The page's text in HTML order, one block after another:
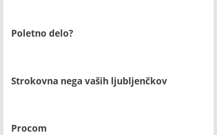
Poletno delo?
Strokovna nega vaših ljubljenčkov
Procom